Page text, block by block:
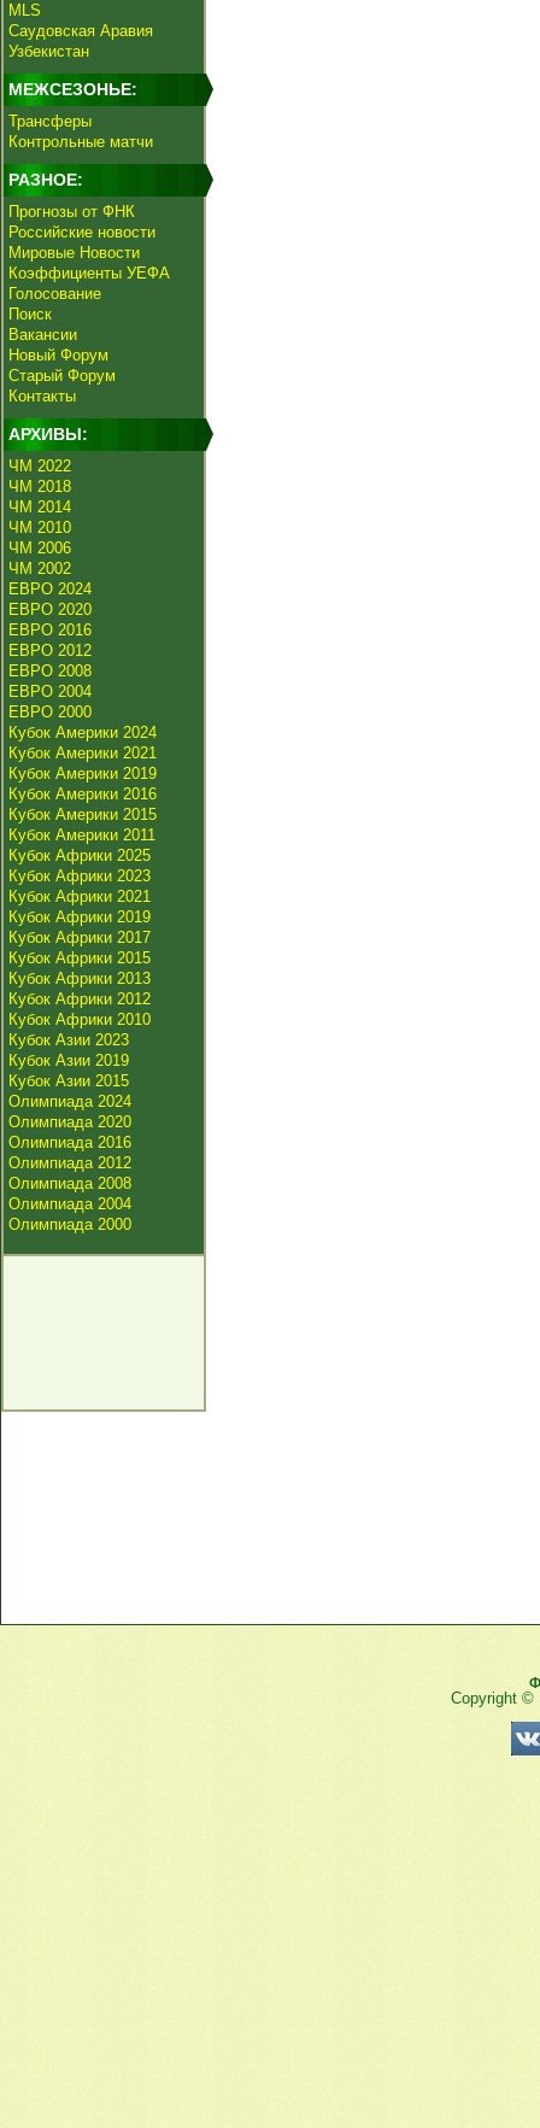
MLS
Саудовская Аравия
Узбекистан
МЕЖСЕЗОНЬЕ:
Трансферы
Контрольные матчи
РАЗНОЕ:
Прогнозы от ФНК
Российские новости
Мировые Новости
Коэффициенты УЕФА
Голосование
Поиск
Вакансии
Новый Форум
Старый Форум
Контакты
АРХИВЫ:
ЧМ 2022
ЧМ 2018
ЧМ 2014
ЧМ 2010
ЧМ 2006
ЧМ 2002
ЕВРО 2024
ЕВРО 2020
ЕВРО 2016
ЕВРО 2012
ЕВРО 2008
ЕВРО 2004
ЕВРО 2000
Кубок Америки 2024
Кубок Америки 2021
Кубок Америки 2019
Кубок Америки 2016
Кубок Америки 2015
Кубок Америки 2011
Кубок Африки 2025
Кубок Африки 2023
Кубок Африки 2021
Кубок Африки 2019
Кубок Африки 2017
Кубок Африки 2015
Кубок Африки 2013
Кубок Африки 2012
Кубок Африки 2010
Кубок Азии 2023
Кубок Азии 2019
Кубок Азии 2015
Олимпиада 2024
Олимпиада 2020
Олимпиада 2016
Олимпиада 2012
Олимпиада 2008
Олимпиада 2004
Олимпиада 2000
Copyright ©